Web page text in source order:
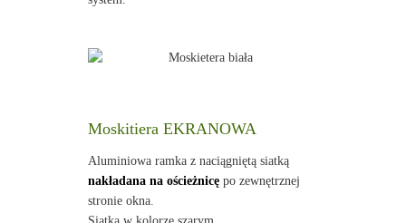
Moskitiera EKRANOWA
Aluminiowa ramka z naciągniętą siatką
nakładana na ościeżnicępo zewnętrznej
stronie okna.